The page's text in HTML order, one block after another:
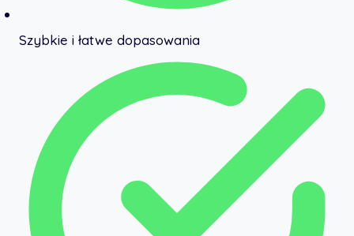
Szybkie i łatwe dopasowania